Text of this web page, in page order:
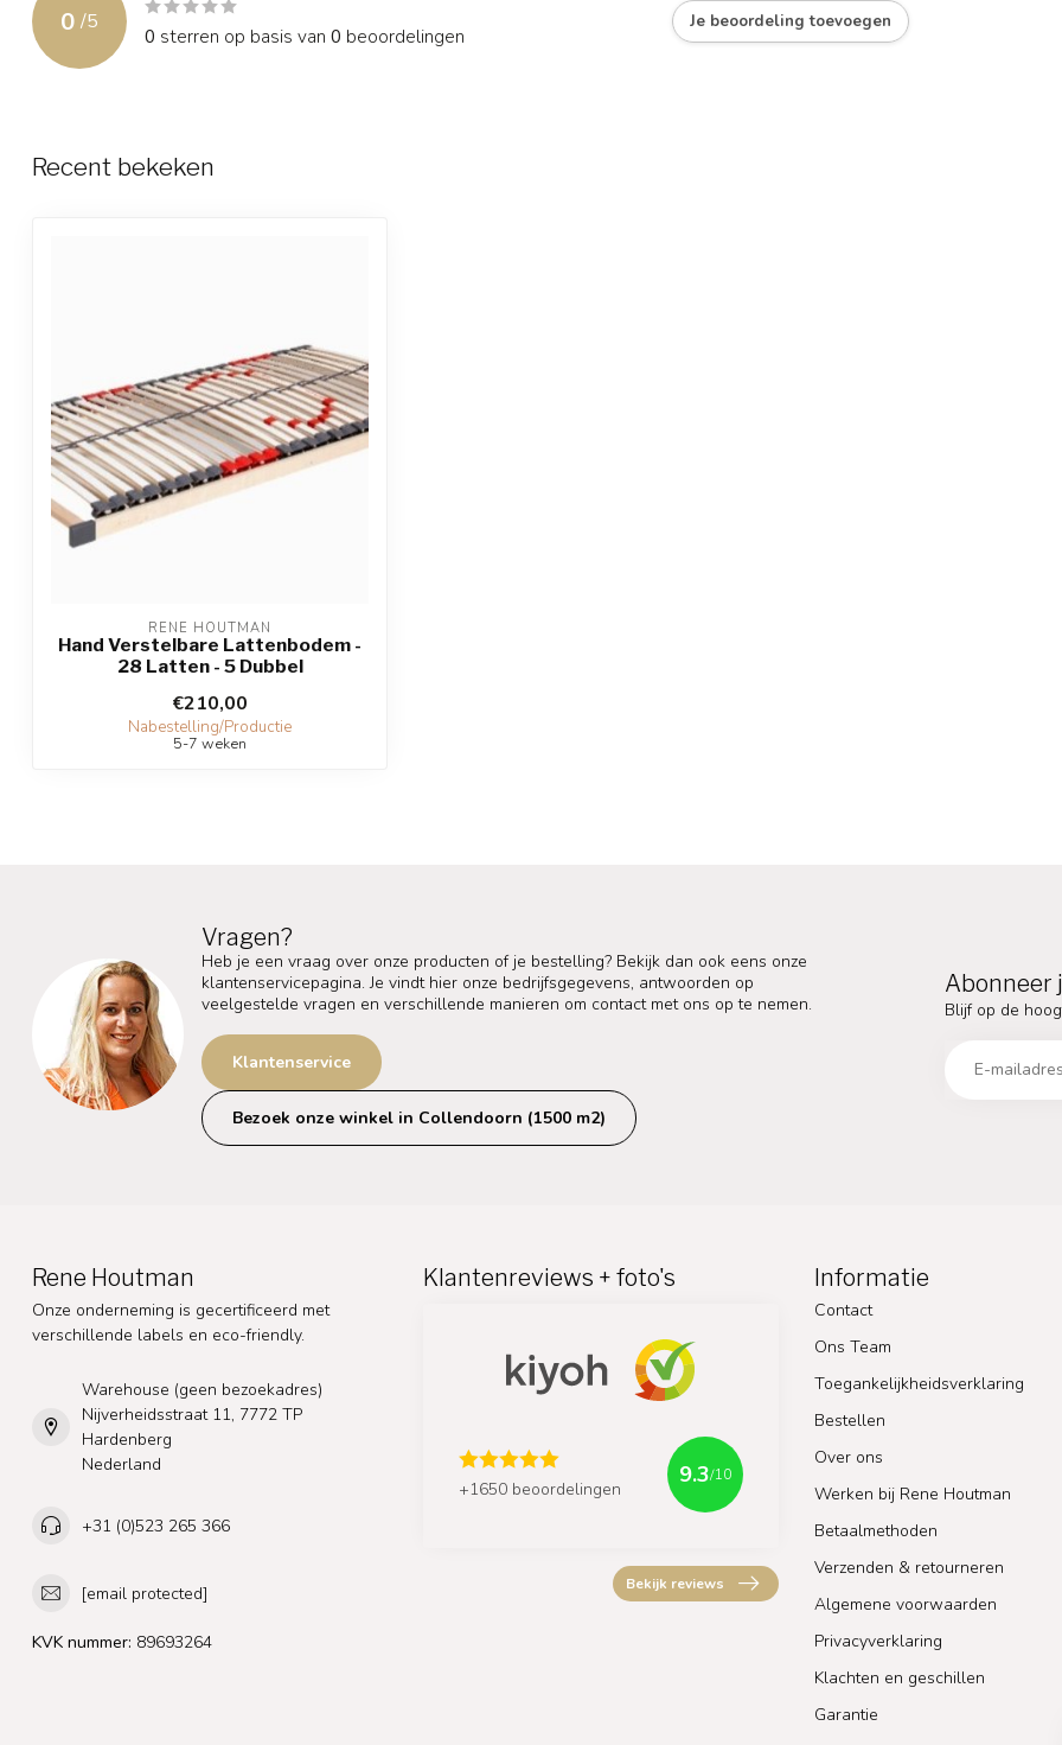
0 /5
0 sterren op basis van 0 beoordelingen
Je beoordeling toevoegen
Recent bekeken
RENE HOUTMAN
Hand Verstelbare Lattenbodem -
28 Latten - 5 Dubbel
€210,00
Nabestelling/Productie
5-7 weken
Vragen?
Heb je een vraag over onze producten of je bestelling? Bekijk dan ook eens onze
klantenservicepagina. Je vindt hier onze bedrijfsgegevens, antwoorden op
veelgestelde vragen en verschillende manieren om contact met ons op te nemen.
Klantenservice
Bezoek onze winkel in Collendoorn (1500 m2)
Abonneer
Blijf op de
Rene Houtman
Onze onderneming is gecertificeerd met
verschillende labels en eco-friendly.
Warehouse (geen bezoekadres)
Nijverheidsstraat 11, 7772 TP
Hardenberg
Nederland
+31 (0)523 265 366
[email protected]
KVK nummer: 89693264
Klantenreviews + foto's
+1650 beoordelingen
9.3/10
Bekijk reviews
Informatie
Contact
Ons Team
Toegankelijkheidsverklaring
Bestellen
Over ons
Werken bij Rene Houtman
Betaalmethoden
Verzenden & retourneren
Algemene voorwaarden
Privacyverklaring
Klachten en geschillen
Garantie